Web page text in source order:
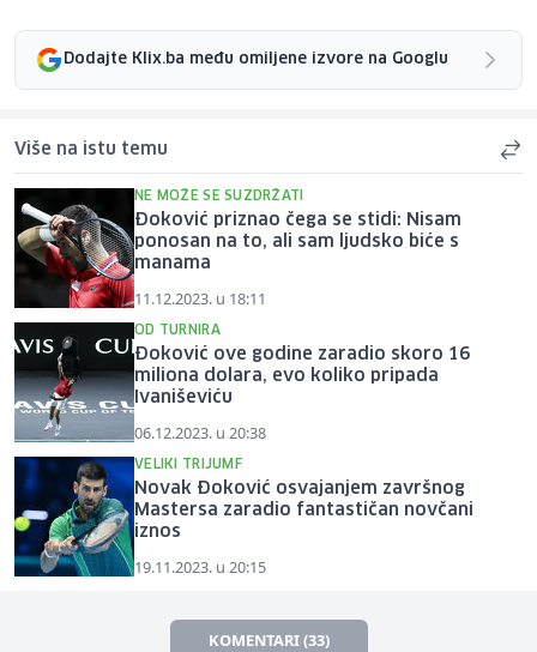
Dodajte Klix.ba među omiljene izvore na Googlu
Više na istu temu
NE MOŽE SE SUZDRŽATI
Đoković priznao čega se stidi: Nisam
ponosan na to, ali sam ljudsko biće s
manama
11.12.2023. u 18:11
OD TURNIRA
Đoković ove godine zaradio skoro 16
miliona dolara, evo koliko pripada
Ivaniševiću
06.12.2023. u 20:38
VELIKI TRIJUMF
Novak Đoković osvajanjem završnog
Mastersa zaradio fantastičan novčani
iznos
19.11.2023. u 20:15
KOMENTARI (33)